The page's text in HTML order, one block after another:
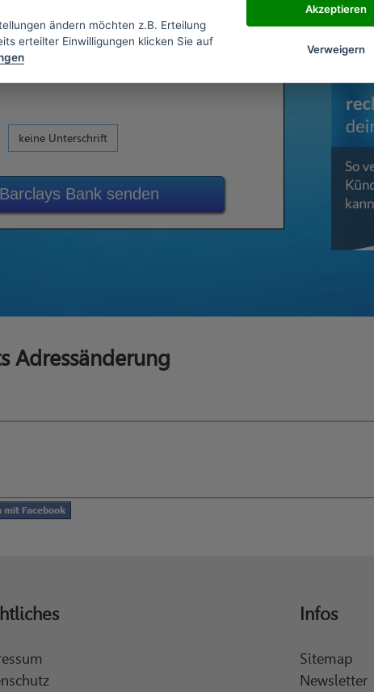
keine Unterschrift
Bank senden
Adressänderung
Infos
Sitemap
Newsletter
ändern möchten z.B. Erteilung
erteilter Einwilligungen klicken Sie auf
Akzeptieren
Verweigern